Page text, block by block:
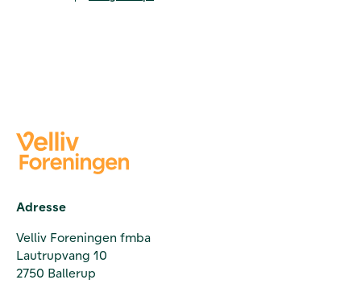
Adresse
Velliv Foreningen fmba
Lautrupvang 10
2750 Ballerup